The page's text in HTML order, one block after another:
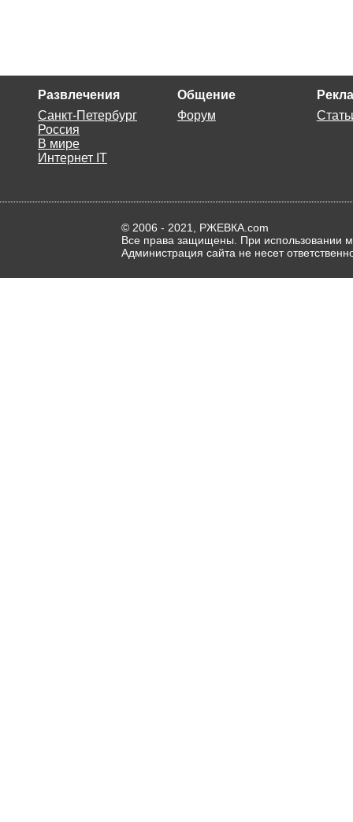
Развлечения
Санкт-Петербург
Россия
В мире
Интернет IT
Общение
Форум
© 2006 - 2021, РЖЕВКА.com
Все права защищены. При использовании
Администрация сайта не несет